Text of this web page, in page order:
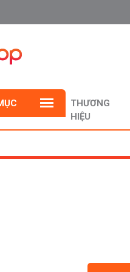
THƯƠNG
HIỆU